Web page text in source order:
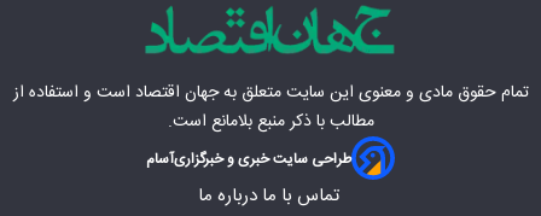
تمام حقوق مادی‌ و معنوی این سایت متعلق بهجهان اقتصاد است و استفاده از
مطالب با ذکر منبع بلامانع است.
طراحی سایت خبری و خبرگزاریآسام
تماس با ما درباره ما